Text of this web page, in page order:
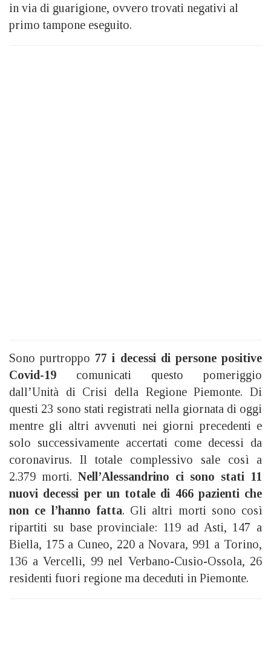
in via di guarigione, ovvero trovati negativi al
primo tampone eseguito.
Sono purtroppo 77 i decessi di persone positive
Covid-19 comunicati questo pomeriggio
dall’Unità di Crisi della Regione Piemonte. Di
questi 23 sono stati registrati nella giornata di oggi
mentre gli altri avvenuti nei giorni precedenti e
solo successivamente accertati come decessi da
coronavirus. Il totale complessivo sale così a
2.379 morti. Nell’Alessandrino ci sono stati 11
nuovi decessi per un totale di 466 pazienti che
non ce l’hanno fatta. Gli altri morti sono così
ripartiti su base provinciale: 119 ad Asti, 147 a
Biella, 175 a Cuneo, 220 a Novara, 991 a Torino,
136 a Vercelli, 99 nel Verbano-Cusio-Ossola, 26
residenti fuori regione ma deceduti in Piemonte.